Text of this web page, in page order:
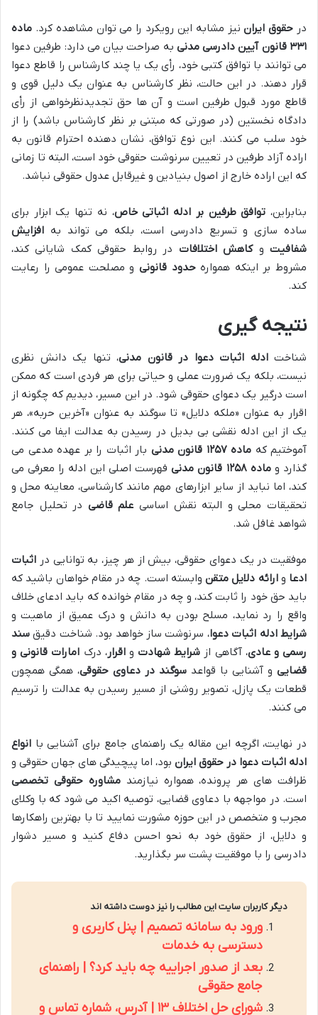
در حقوق ایراننیز مشابه این رویکرد را می توان مشاهده کرد. ماده
۳۳۱ قانون آیین دادرسی مدنی
به صراحت بیان می دارد: طرفین دعوا
می توانند با توافق کتبی خود، رأی یک یا چند کارشناس را قاطع دعوا
قرار دهند. در این حالت، نظر کارشناس به عنوان یک دلیل قوی و
قاطع مورد قبول طرفین است و آن ها حق تجدیدنظرخواهی از رأی
دادگاه نخستین (در صورتی که مبتنی بر نظر کارشناس باشد) را از
خود سلب می کنند. این نوع توافق، نشان دهنده احترام قانون به
اراده آزاد طرفین در تعیین سرنوشت حقوقی خود است، البته تا زمانی
که این اراده خارج از اصول بنیادین و غیرقابل عدول حقوقی نباشد.
بنابراین، توافق طرفین بر ادله اثباتی خاص، نه تنها یک ابزار برای
ساده سازی و تسریع دادرسی است، بلکه می تواند به افزایش
شفافیتوکاهش اختلافات در روابط حقوقی کمک شایانی کند،
مشروط بر اینکه هموارهحدود قانونی و مصلحت عمومی را رعایت
کند.
نتیجه گیری
شناختادله اثبات دعوا در قانون مدنی، تنها یک دانش نظری
نیست، بلکه یک ضرورت عملی و حیاتی برای هر فردی است که ممکن
است درگیر یک دعوای حقوقی شود. در این مسیر، دیدیم که چگونه از
اقرار به عنوان «ملکه دلایل» تا سوگند به عنوان «آخرین حربه»، هر
یک از این ادله نقشی بی بدیل در رسیدن به عدالت ایفا می کنند.
آموختیم که ماده ۱۲۵۷ قانون مدنی
بار اثبات را بر عهده مدعی می
گذارد وماده ۱۲۵۸ قانون مدنی
فهرست اصلی این ادله را معرفی می
کند، اما نباید از سایر ابزارهای مهم مانند کارشناسی، معاینه محل و
تحقیقات محلی و البته نقش اساسی علم قاضی در تحلیل جامع
شواهد غافل شد.
موفقیت در یک دعوای حقوقی، بیش از هر چیز، به توانایی در اثبات
ادعا وارائه دلایل متقن وابسته است. چه در مقام خواهان باشید که
باید حق خود را ثابت کند، و چه در مقام خوانده که باید ادعای خلاف
واقع را رد نماید، مسلح بودن به دانش و درک عمیق از ماهیت و
شرایط ادله اثبات دعوا، سرنوشت ساز خواهد بود. شناخت دقیق سند
رسمی و عادی، آگاهی از شرایط شهادت واقرار، درک امارات قانونی و
قضایی و آشنایی با قواعد سوگند در دعاوی حقوقی، همگی همچون
قطعات یک پازل، تصویر روشنی از مسیر رسیدن به عدالت را ترسیم
می کنند.
در نهایت، اگرچه این مقاله یک راهنمای جامع برای آشنایی با انواع
ادله اثبات دعوا در حقوق ایران بود، اما پیچیدگی های جهان حقوقی و
ظرافت های هر پرونده، همواره نیازمندمشاوره حقوقی تخصصی
است. در مواجهه با دعاوی قضایی، توصیه اکید می شود که با وکلای
مجرب و متخصص در این حوزه مشورت نمایید تا با بهترین راهکارها
و دلایل، از حقوق خود به نحو احسن دفاع کنید و مسیر دشوار
دادرسی را با موفقیت پشت سر بگذارید.
دیگر کاربران سایت این مطالب را نیز دوست داشته اند
ورود به سامانه تصمیم | پنل کاربری و
دسترسی به خدمات
بعد از صدور اجراییه چه باید کرد؟ | راهنمای
جامع حقوقی
شورای حل اختلاف ۱۳ | آدرس، شماره تماس و